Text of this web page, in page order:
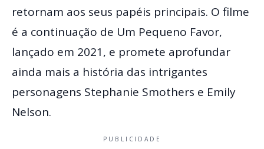
retornam aos seus papéis principais. O filme
é a continuação de Um Pequeno Favor,
lançado em 2021, e promete aprofundar
ainda mais a história das intrigantes
personagens Stephanie Smothers e Emily
Nelson.
PUBLICIDADE